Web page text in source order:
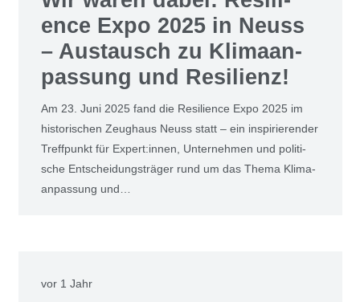
ence Expo 2025 in Neuss
– Aus­tausch zu Kli­ma­an­
pas­sung und Resi­li­enz!
Am 23. Juni 2025 fand die Resi­li­ence Expo 2025 im
his­to­ri­schen Zeug­haus Neuss statt – ein inspi­rie­ren­der
Treff­punkt für Expert:innen, Unter­neh­men und poli­ti­
sche Ent­schei­dungs­trä­ger rund um das The­ma Kli­ma­
an­pas­sung und…
vor 1 Jahr